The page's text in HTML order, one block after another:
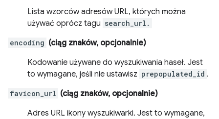
Lista wzorców adresów URL, których można
używać oprócz tagu search_url.
encoding (ciąg znaków, opcjonalnie)
Kodowanie używane do wyszukiwania haseł. Jest
to wymagane, jeśli nie ustawisz prepopulated_id .
favicon_url (ciąg znaków, opcjonalnie)
Adres URL ikony wyszukiwarki. Jest to wymagane,